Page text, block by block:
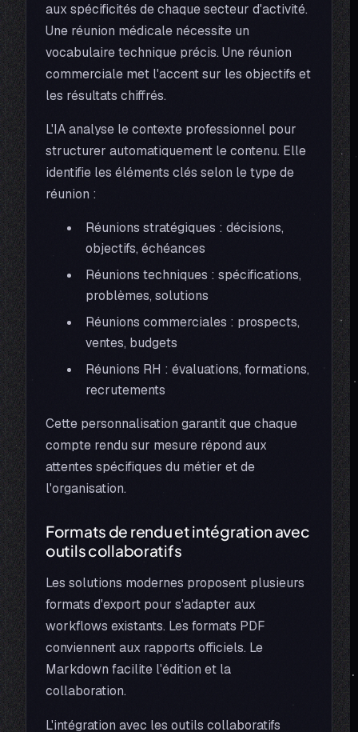
aux spécificités de chaque secteur d'activité.
Une réunion médicale nécessite un
vocabulaire technique précis. Une réunion
commerciale met l'accent sur les objectifs et
les résultats chiffrés.
L'IA analyse le contexte professionnel pour
structurer automatiquement le contenu. Elle
identifie les éléments clés selon le type de
réunion :
Réunions stratégiques : décisions,
objectifs, échéances
Réunions techniques : spécifications,
problèmes, solutions
Réunions commerciales : prospects,
ventes, budgets
Réunions RH : évaluations, formations,
recrutements
Cette personnalisation garantit que chaque
compte rendu sur mesure répond aux
attentes spécifiques du métier et de
l'organisation.
Formats de rendu et intégration avec
outils collaboratifs
Les solutions modernes proposent plusieurs
formats d'export pour s'adapter aux
workflows existants. Les formats PDF
conviennent aux rapports officiels. Le
Markdown facilite l'édition et la
collaboration.
L'intégration avec les outils collaboratifs